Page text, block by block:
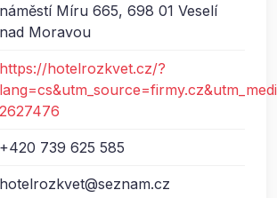
náměstí Míru 665, 698 01 Veselí
nad Moravou
https://hotelrozkvet.cz/?
2627476
+420 739 625 585
hotelrozkvet@seznam.cz